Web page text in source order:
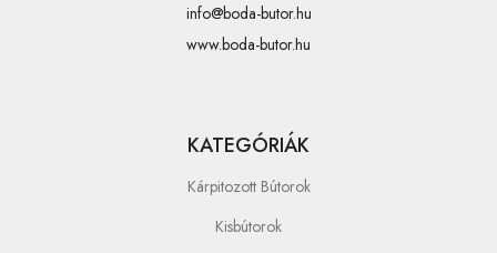
info@boda-butor.hu
www.boda-butor.hu
KATEGÓRIÁK
Kárpitozott Bútorok
Kisbútorok